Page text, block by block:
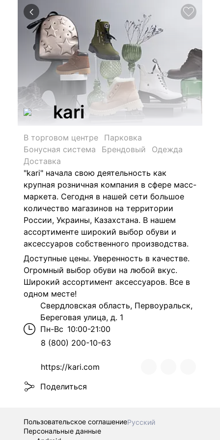
kari
В торговом центре
Парковка
Бонусная система
Брендовый
Одежда
Доставка
"kari" начала свою деятельность как
крупная розничная компания в сфере масс-
маркета. Сегодня в нашей сети большое
количество магазинов на территории
России, Украины, Казахстана. В нашем
ассортименте широкий выбор обуви и
аксессуаров собственного производства.
Доступные цены. Уверенность в качестве.
Огромный выбор обуви на любой вкус.
Широкий ассортимент аксессуаров. Все в
одном месте!
Свердловская область, Первоуральск,
Береговая улица, д. 1
Пн-Вс 10:00-21:00
8 (800) 200-10-63
https://kari.com
Поделиться
Пользовательское соглашениеРусский
Персональные данные